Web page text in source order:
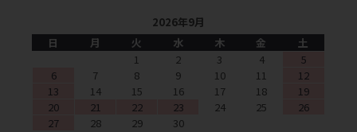
2026年9月
日
月 火 水 木 金
土
1
2 3 4
5
6
7 8 9 10 11
12
13
14 15 16 17 18
19
20
21 22 23 24 25
26
27
28 29 30